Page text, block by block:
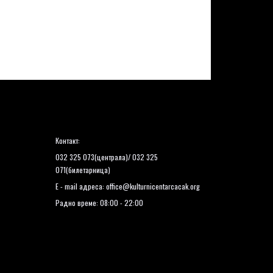
Контакт:
032 325 073(централа)/ 032 325
071(билетарница)
E - mail адреса: office@kulturnicentarcacak.org
Радно време: 08:00 - 22:00